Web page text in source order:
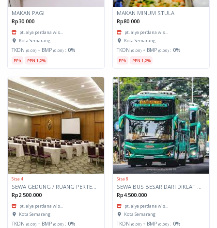
MAKAN PAGI
Rp30.000
pt. alya perdana wis...
Kota Semarang
TKDN (0.00) + BMP (0.00) : 0%
PPh PPN 1,2%
MAKAN MINUM STULA
Rp80.000
pt. alya perdana wis...
Kota Semarang
TKDN (0.00) + BMP (0.00) : 0%
PPh PPN 1,2%
Sisa 4
SEWA GEDUNG / RUANG PERTEMUAN
Rp2.500.000
pt. alya perdana wis...
Kota Semarang
TKDN (0.00) + BMP (0.00) : 0%
Sisa 8
SEWA BUS BESAR DARI DIKLAT KE LOKUS ( SEMARANG - GRESIK PP)
Rp4.500.000
pt. alya perdana wis...
Kota Semarang
TKDN (0.00) + BMP (0.00) : 0%